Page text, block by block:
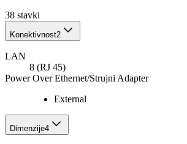
38 stavki
Konektivnost2
LAN
8 (RJ 45)
Power Over Ethernet/Strujni Adapter
External
Dimenzije4